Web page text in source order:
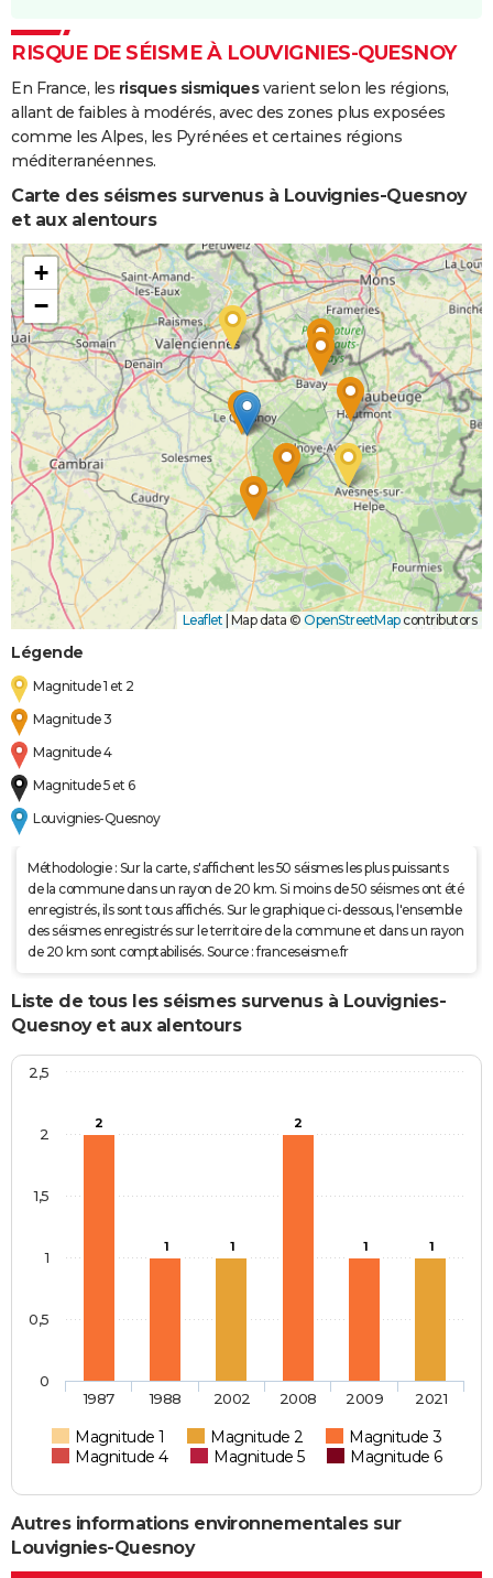
RISQUE DE SÉISME À LOUVIGNIES-QUESNOY
En France, les risques sismiquesvarient selon les régions,
allant de faibles à modérés, avec des zones plus exposées
comme les Alpes, les Pyrénées et certaines régions
méditerranéennes.
Carte des séismes survenus à Louvignies-Quesnoy
et aux alentours
+
−
Leaflet | Map data © OpenStreetMapcontributors
Légende
Magnitude 1 et 2
Magnitude 3
Magnitude 4
Magnitude 5 et 6
Louvignies-Quesnoy
Méthodologie : Sur la carte, s'affichent les 50 séismes les plus puissants
de la commune dans un rayon de 20 km. Si moins de 50 séismes ont été
enregistrés, ils sont tous affichés. Sur le graphique ci-dessous, l'ensemble
des séismes enregistrés sur le territoire de la commune et dans un rayon
de 20 km sont comptabilisés. Source : franceseisme.fr
Liste de tous les séismes survenus à Louvignies-
Quesnoy et aux alentours
2
1 1
2
1 1
Magnitude 1 Magnitude 2
Magnitude 3
Magnitude 4
Magnitude 5 Magnitude 6
1987 1988 2002 2008 2009 2021
0
0,5
1
1,5
2
2,5
Autres informations environnementales sur
Louvignies-Quesnoy